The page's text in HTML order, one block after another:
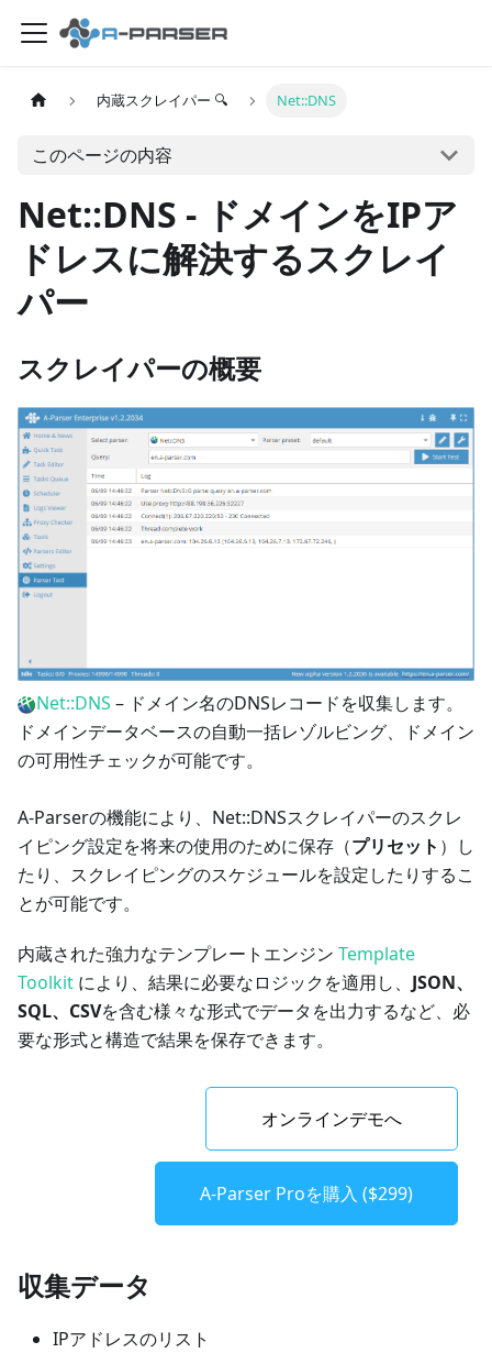
内蔵スクレイパー 🔍 Net::DNS
このページの内容
Net::DNS - ドメインをIPア
ドレスに解決するスクレイ
パー
スクレイパーの概要
Net::DNS – ドメイン名のDNSレコードを収集します。
ドメインデータベースの自動一括レゾルビング、ドメイン
の可用性チェックが可能です。
A-Parserの機能により、Net::DNSスクレイパーのスクレ
イピング設定を将来の使用のために保存（プリセット ）し
たり、スクレイピングのスケジュールを設定したりするこ
とが可能です。
内蔵された強力なテンプレートエンジン Template
Toolkit により、結果に必要なロジックを適用し、 JSON、
SQL、CSVを含む様々な形式でデータを出力するなど、必
要な形式と構造で結果を保存できます。
オンラインデモへ
A-Parser Proを購入 ($299)
収集データ
IPアドレスのリスト